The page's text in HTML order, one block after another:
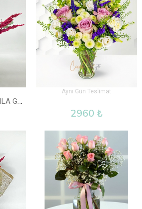
PEMPE PAPATYA VE LILA GÜL VAZOLU
Aynı Gün Teslimat
2960 ₺